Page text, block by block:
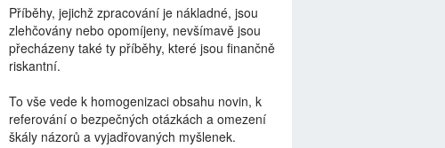
Příběhy, jejichž zpracování je nákladné, jsou
zlehčovány nebo opomíjeny, nevšímavě jsou
přecházeny také ty příběhy, které jsou finančně
riskantní.
To vše vede k homogenizaci obsahu novin, k
referování o bezpečných otázkách a omezení
škály názorů a vyjadřovaných myšlenek.